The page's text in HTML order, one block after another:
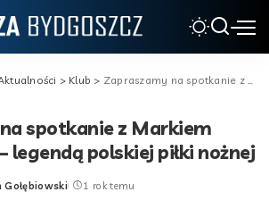
> Klub > Zapraszamy na spotkanie z Markiem Ostrowskim – legendą polskiej piłki nożnej
spotkanie z Markiem
legendą polskiej piłki nożnej
Gołębiowski 1 rok temu